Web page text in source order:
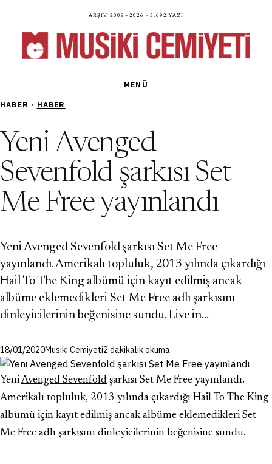
Arşiv 2008—2026 · 3.692 yazı
MENÜ
HABER · HABER
Yeni Avenged
Sevenfold şarkısı Set
Me Free yayınlandı
Yeni Avenged Sevenfold şarkısı Set Me Free
yayınlandı. Amerikalı topluluk, 2013 yılında çıkardığı
Hail To The King albümü için kayıt edilmiş ancak
albüme eklemedikleri Set Me Free adlı şarkısını
dinleyicilerinin beğenisine sundu. Live in…
18/01/2020Musiki Cemiyeti2 dakikalık okuma
YeniAvenged Sevenfold şarkısı Set Me Free yayınlandı.
Amerikalı topluluk, 2013 yılında çıkardığı Hail To The King
albümü için kayıt edilmiş ancak albüme eklemedikleri Set
Me Free adlı şarkısını dinleyicilerinin beğenisine sundu.